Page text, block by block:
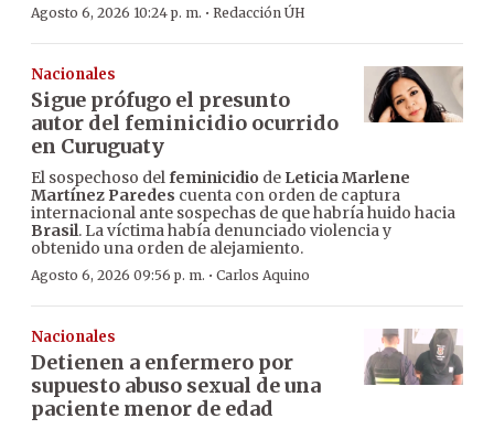
Agosto 6, 2026 10:24 p. m. · Redacción ÚH
Nacionales
Sigue prófugo el presunto
autor del feminicidio ocurrido
en Curuguaty
El sospechoso delfeminicidio de Leticia Marlene
Martínez Paredes cuenta con orden de captura
internacional ante sospechas de que habría huido hacia
Brasil. La víctima había denunciado violencia y
obtenido una orden de alejamiento.
Agosto 6, 2026 09:56 p. m. · Carlos Aquino
Nacionales
Detienen a enfermero por
supuesto abuso sexual de una
paciente menor de edad